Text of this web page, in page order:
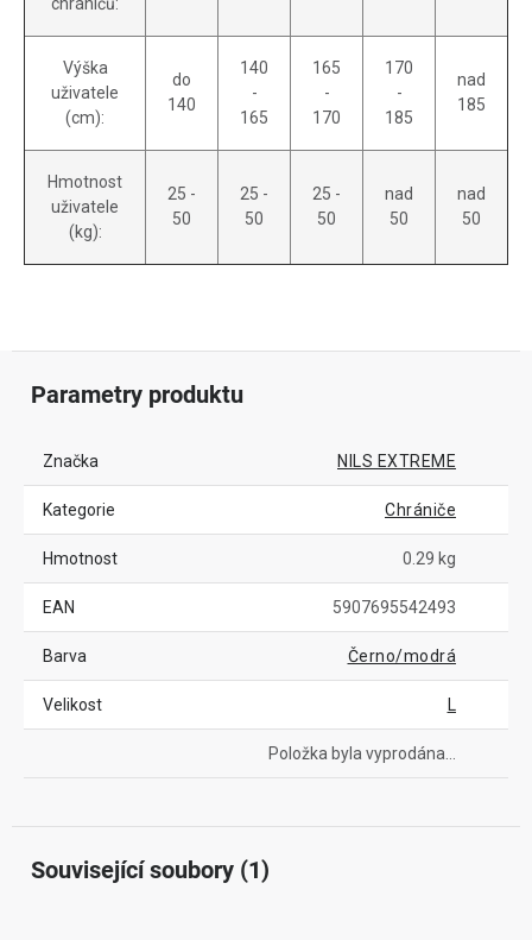
Výška
uživatele
(cm):
do
140
140
-
165
165
-
170
170
-
185
nad
185
Hmotnost
uživatele
(kg):
25 -
50
25 -
50
25 -
50
nad
50
nad
50
Parametry produktu
Značka NILS EXTREME
Kategorie Chrániče
Hmotnost 0.29 kg
EAN 5907695542493
Barva Černo/modrá
Velikost L
Položka byla vyprodána…
Související soubory (1)